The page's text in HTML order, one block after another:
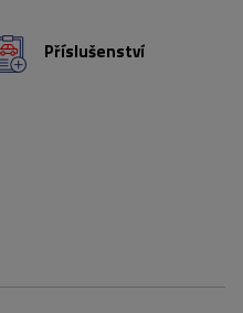
Příslušenství